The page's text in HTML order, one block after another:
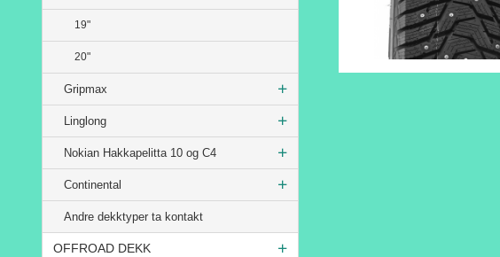
19"
20"
Gripmax
Linglong
Nokian Hakkapelitta 10 og C4
Continental
Andre dekktyper ta kontakt
OFFROAD DEKK